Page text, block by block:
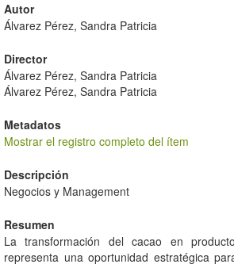
Autor
Álvarez Pérez, Sandra Patricia
Director
Álvarez Pérez, Sandra Patricia
Álvarez Pérez, Sandra Patricia
Metadatos
Mostrar el registro completo del ítem
Descripción
Negocios y Management
Resumen
La transformación del cacao en
representa una oportunidad estratégica